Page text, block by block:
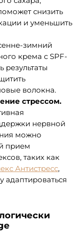
снизить
и уменьшить
зимний
крема с SPF-
результаты
волокна.
стрессом.
нервной
можно
прием
таких как
Антистресс,
адаптироваться